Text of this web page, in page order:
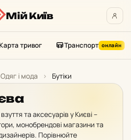
Мій Київ
Карта тривог Транспорт онлайн
Одяг і мода › Бутіки
та аксесуарів у Києві –
монобрендові магазини та
Порівнюйте